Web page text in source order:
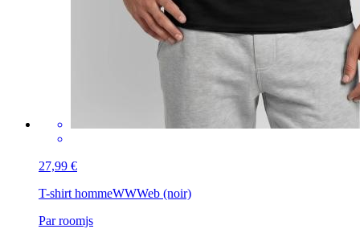
27,99 €
T-shirt hommeWWWeb (noir)
Par roomjs